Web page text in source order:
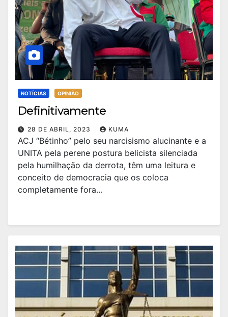
NOTÍCIAS OPINIÃO
Definitivamente
28 DE ABRIL, 2023 KUMA
ACJ “Bétinho” pelo seu narcisismo alucinante e a
UNITA pela perene postura belicista silenciada
pela humilhação da derrota, têm uma leitura e
conceito de democracia que os coloca
completamente fora…